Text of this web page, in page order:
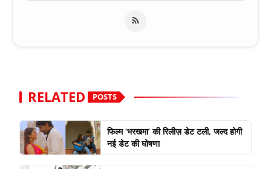
RELATED POSTS
फिल्म ‘भरखमा’ की रिलीज़ डेट टली, जल्द होगी
नई डेट की घोषणा